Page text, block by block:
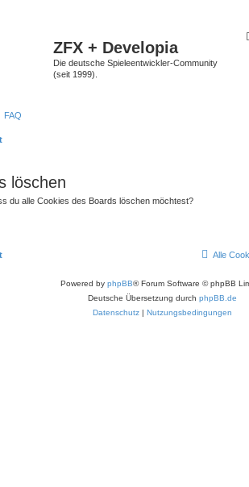
ZFX + Developia
Die deutsche Spieleentwickler-Community
(seit 1999).
FAQ
löschen
du alle Cookies des Boards löschen möchtest?
Alle
Powered by phpBB® Forum Software © phpBB
Deutsche Übersetzung durch phpBB.de
Datenschutz | Nutzungsbedingungen